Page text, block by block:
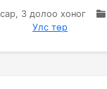
ёстой шүү
3 долоо хоног
Улс төр